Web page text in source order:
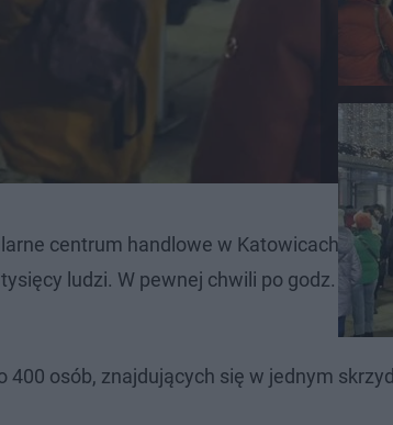
centrum handlowe w Katowicach i
ludzi. W pewnej chwili po godz. 17
osób, znajdujących się w jednym